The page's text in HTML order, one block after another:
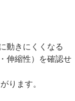
動きにくくなる
伸縮性）を確認せ
ります。